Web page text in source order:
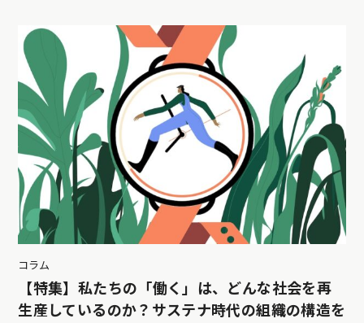
コラム
【特集】私たちの「働く」は、どんな社会を再
生産しているのか？サステナ時代の組織の構造を